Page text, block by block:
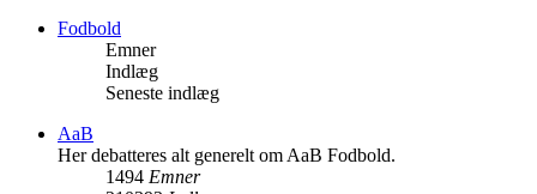
Fodbold
Emner
Indlæg
Seneste indlæg
AaB
Her debatteres alt generelt om AaB Fodbold.
1494 Emner